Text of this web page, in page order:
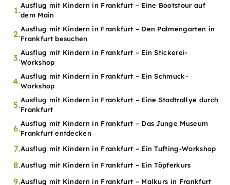
1.Ausflug mit Kindern in Frankfurt – Eine Bootstour auf
dem Main
2.Ausflug mit Kindern in Frankfurt – Den Palmengarten in
Frankfurt besuchen
3.Ausflug mit Kindern in Frankfurt – Ein Stickerei-
Workshop
4.Ausflug mit Kindern in Frankfurt – Ein Schmuck-
Workshop
5.Ausflug mit Kindern in Frankfurt – Eine Stadtrallye durch
Frankfurt
6.Ausflug mit Kindern in Frankfurt – Das Junge Museum
Frankfurt entdecken
7.Ausflug mit Kindern in Frankfurt – Ein Tufting-Workshop
8.Ausflug mit Kindern in Frankfurt – Ein Töpferkurs
9.Ausflug mit Kindern in Frankfurt – Malkurs in Frankfurt